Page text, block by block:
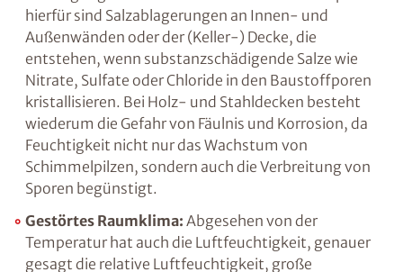
Schwindprozesse, bei denen das Wassers
verdunstet, oder aufgrund von thermischen
Veränderungen, wie sie z.B. in Frostperioden
stattfinden.Aber auch chemische Reaktionen
können zu einer massiven Schädigung des
Baumaterials führen. Ein Beispiel hierfür sind
Salzablagerungen an Innen- und
Außenwänden oder der (Keller-) Decke, die
entstehen, wenn substanzschädigende Salze
Baustoffporen kristallisieren. Bei Holz- und
Stahldecken besteht wiederum die Gefahr von